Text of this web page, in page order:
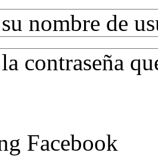
nombre de
contraseña
Facebook